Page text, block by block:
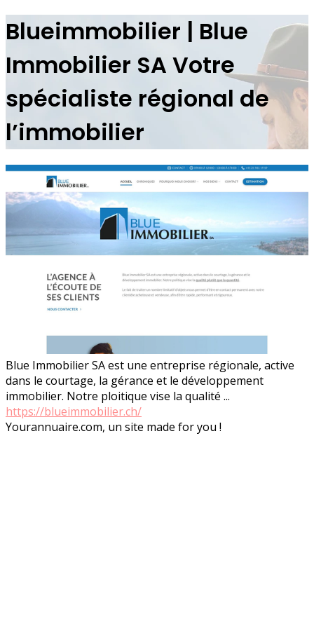
Blueim­mobi­lier | Blue
Immobilier SA Votre
spécialiste régional de
l’immobilier
Blue Immobilier SA est une entreprise régionale, active
dans le courtage, la gérance et le développement
immobilier. Notre ploitique vise la qualité ...
https://blueimmobilier.ch/
Yourannuaire.com, un site made for you !